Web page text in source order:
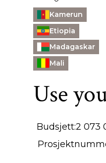
Kamerun
Etiopia
Madagaskar
Mali
Use
Budsjett:2 073